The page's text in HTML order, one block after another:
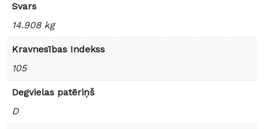
Svars
14.908 kg
Kravnesības Indekss
105
Degvielas patēriņš
D